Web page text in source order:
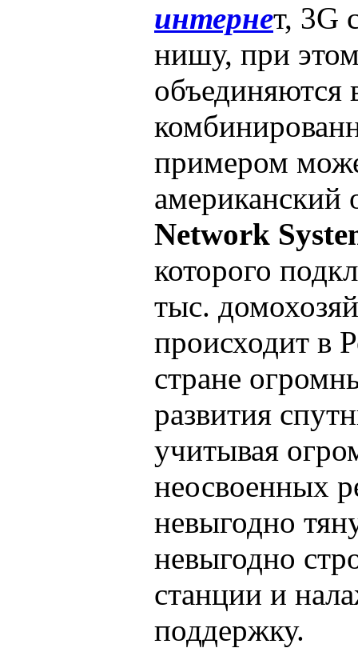
интернет, 3G
нишу, при
объединяются
примером
американский
Network
которого
тыс.
происходит в
стране
развития
учитывая
неосвоенных
невыгодно
невыгодно
станции и
поддержку.